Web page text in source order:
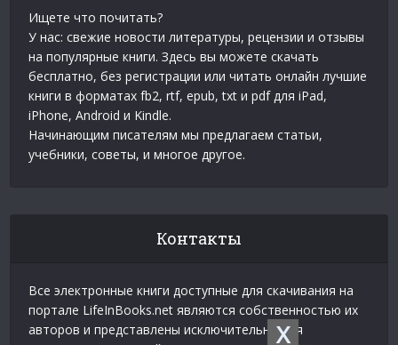
X
Ищете что почитать?
У нас: свежие новости литературы, рецензии и отзывы
на популярные книги. Здесь вы можете скачать
бесплатно, без регистрации или читать онлайн лучшие
книги в форматах fb2, rtf, epub, txt и pdf для iPad,
iPhone, Android и Kindle.
Начинающим писателям мы предлагаем статьи,
учебники, советы, и многое другое.
Контакты
Все электронные книги доступные для скачивания на
портале LifeInBooks.net являются собственностью их
авторов и представлены исключительно для